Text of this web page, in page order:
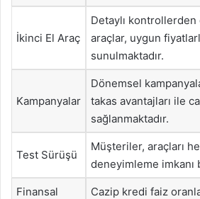
İkinci El Araç
Detaylı
araçlar, uygun
sunulmaktadır.
Kampanyalar
Dönemsel
takas avantajları ile
sağlanmaktadır.
Test Sürüşü
Müşteriler, araçları
deneyimleme imkanı
Finansal
Cazip kredi faiz